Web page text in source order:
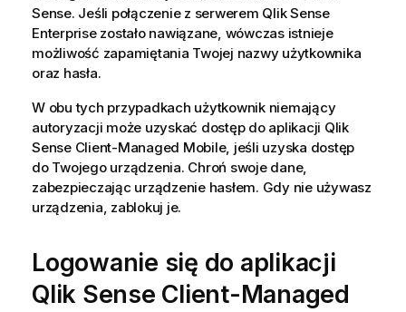
Sense. Jeśli połączenie z serwerem Qlik Sense
Enterprisezostało nawiązane, wówczas istnieje
możliwość zapamiętania Twojej nazwy użytkownika
oraz hasła.
W obu tych przypadkach użytkownik niemający
autoryzacji może uzyskać dostęp do aplikacji Qlik
Sense Client-Managed Mobile, jeśli uzyska dostęp
do Twojego urządzenia. Chroń swoje dane,
zabezpieczając urządzenie hasłem. Gdy nie używasz
urządzenia, zablokuj je.
Logowanie się do aplikacji
Qlik Sense Client-Managed